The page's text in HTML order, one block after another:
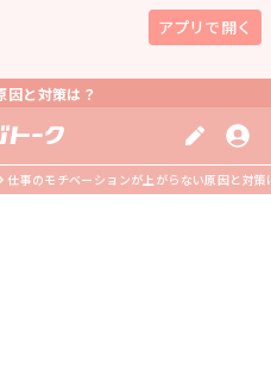
アプリで開く
因と対策は？
仕事のモチベーションが上がらない原因と対策